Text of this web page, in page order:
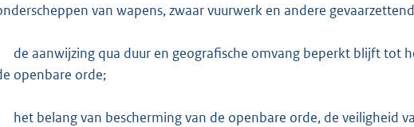
van wapens, zwaar vuurwerk en andere
de aanwijzing qua duur en geografische omvang beperkt blijft tot
openbare orde;
het belang van bescherming van de openbare orde, de veiligheid